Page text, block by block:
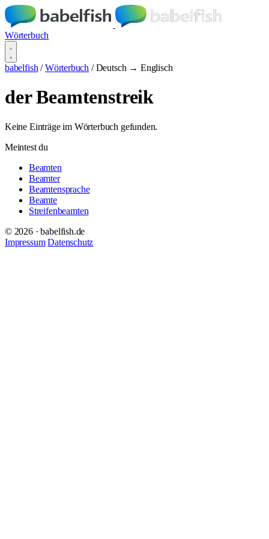
Wörterbuch
babelfish / Wörterbuch / Deutsch → Englisch
der Beamtenstreik
Keine Einträge im Wörterbuch gefunden.
Meintest du
Beamten
Beamter
Beamtensprache
Beamte
Streifenbeamten
© 2026 · babelfish.de
Impressum Datenschutz